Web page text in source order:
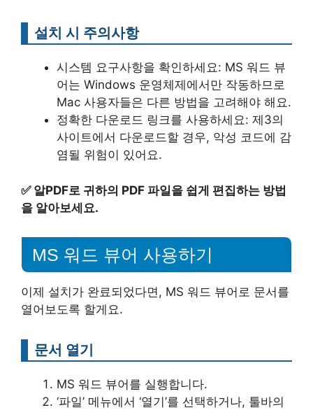
설치 시 주의사항
시스템 요구사항을 확인하세요: MS 워드 뷰
어는 Windows 운영체제에서만 작동하므로
Mac 사용자들은 다른 방법을 고려해야 해요.
정확한 다운로드 링크를 사용하세요: 제3의
사이트에서 다운로드할 경우, 악성 코드에 감
염될 위험이 있어요.
✅ 알PDF로 귀하의 PDF 파일을 쉽게 편집하는 방법
을 알아보세요.
MS 워드 뷰어 사용하기
이제 설치가 완료되었다면, MS 워드 뷰어로 문서를
열어보도록 할게요.
문서 열기
MS 워드 뷰어를 실행합니다.
‘파일’ 메뉴에서 ‘열기’를 선택하거나, 툴바의